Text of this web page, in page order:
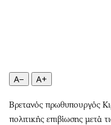
Πολιτισμός
Θέατρο-Χορός
A− A+
Βρετανός πρωθυπουργός
πολιτικής επιβίωσης μετά